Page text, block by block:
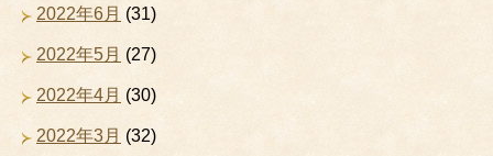
2022年6月 (31)
2022年5月 (27)
2022年4月 (30)
2022年3月 (32)